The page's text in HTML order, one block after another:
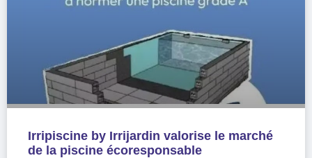
Irripiscine by Irrijardin valorise le marché
de la piscine écoresponsable